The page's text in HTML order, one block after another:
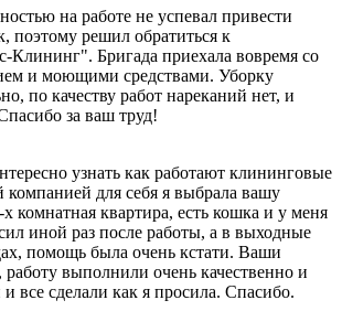
на работе не успевал привести
поэтому решил обратиться к
Клининг". Бригада приехала вовремя со
и моющими средствами. Уборку
по качеству работ нареканий нет, и
за ваш труд!
узнать как работают клининговые
для себя я выбрала вашу
комнатная квартира, есть кошка и у меня
иной раз после работы, а в выходные
помощь была очень кстати. Ваши
выполнили очень качественно и
все сделали как я просила. Спасибо.